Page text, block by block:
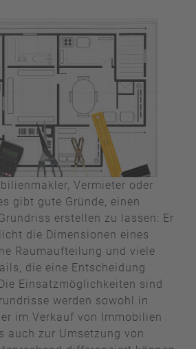
Vermieter oder
gibt gute Gründe, einen
erstellen zu lassen: Er
die Dimensionen eines
Raumaufteilung und viele
die eine Entscheidung
Einsatzmöglichkeiten sind
werden sowohl in
im Verkauf von Immobilien
auch zur Umsetzung von